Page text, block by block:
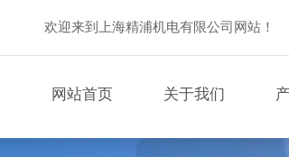
欢迎来到上海精浦机电有限公司网站！
网站首页 关于我们